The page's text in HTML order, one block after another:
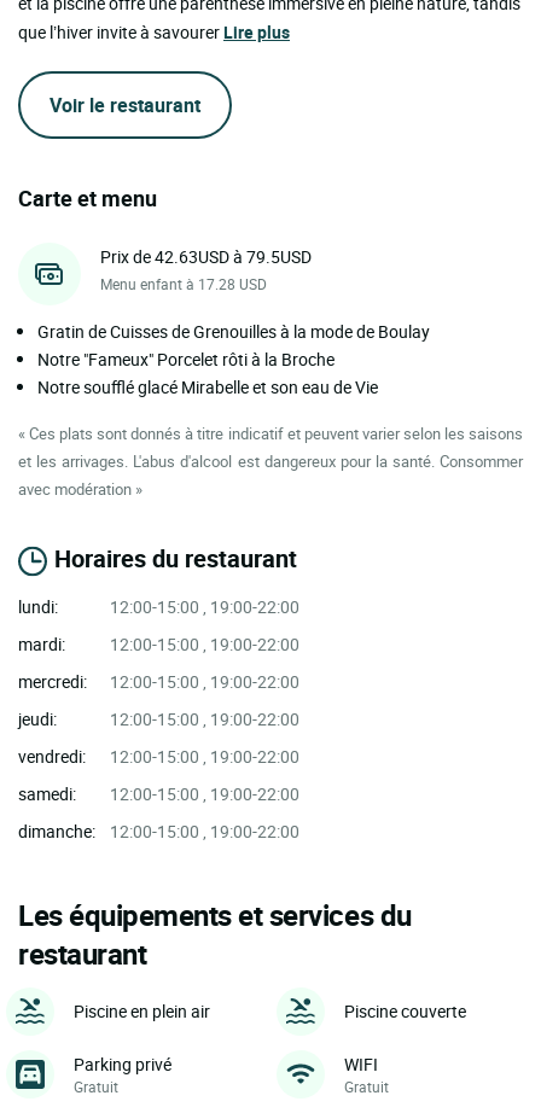
que l’hiver invite à savourerLire plus
Voir le restaurant
Carte et menu
Prix de 42.63USD à 79.5USD
Menu enfant à 17.28 USD
Gratin de Cuisses de Grenouilles à la mode de Boulay
Notre "Fameux" Porcelet rôti à la Broche
Notre soufflé glacé Mirabelle et son eau de Vie
« Ces plats sont donnés à titre indicatif et peuvent varier selon les saisons
et les arrivages. L'abus d'alcool est dangereux pour la santé. Consommer
avec modération »
Horaires du restaurant
lundi:
12:00-15:00 , 19:00-22:00
mardi:
12:00-15:00 , 19:00-22:00
mercredi:
12:00-15:00 , 19:00-22:00
jeudi:
12:00-15:00 , 19:00-22:00
vendredi:
12:00-15:00 , 19:00-22:00
samedi:
12:00-15:00 , 19:00-22:00
dimanche:
12:00-15:00 , 19:00-22:00
Les équipements et services du
restaurant
Piscine en plein air Piscine couverte
Parking privé
Gratuit
WIFI
Gratuit